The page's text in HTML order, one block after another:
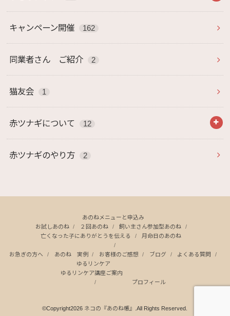
キャンペーン開催 162
同業者さん ご紹介 2
猫友会 1
赤ツナギについて 12
赤ツナギのやり方 2
あのねメニューと申込み
お試しあのね
２回あのね
飼い主さん参加型あのね
亡くなった子にありがとうを伝える
月命日のあのね
お急ぎの方へ あのね 実例 お客様のご感想 ブログ
よくある質問
ゆるリンケア
ゆるリンケア講座ご案内
プロフィール
©Copyright2026 ネコの『あのね帳』 .All Rights Reserved.